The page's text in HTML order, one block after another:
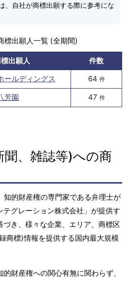
、自社が商標出願する際に参考にな
標出願人一覧 (全期間)
出願人
件数
ールディングス
64 件
芳園 47 件
聞、雑誌等)への商
知的財産権の専門家である弁理士が
グレーション株式会社」が提供す
づき、様々な企業、エリア、商標区
商標)情報を提供する国内最大規模
財産権への関心有無に関わらず、